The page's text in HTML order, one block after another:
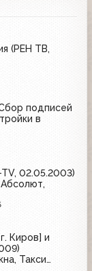
(РЕН ТВ,
подписей
в
02.05.2003)
Киров] и
Такси